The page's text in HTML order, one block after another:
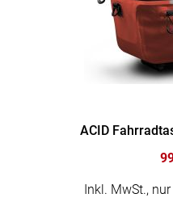
ACID
Inkl. MwSt.,